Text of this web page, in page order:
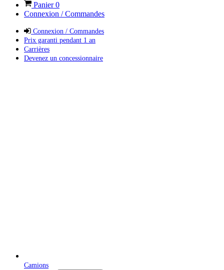
Panier0
Connexion / Commandes
Connexion / Commandes
Prix garanti pendant 1 an
Carrières
Devenez un concessionnaire
Camions